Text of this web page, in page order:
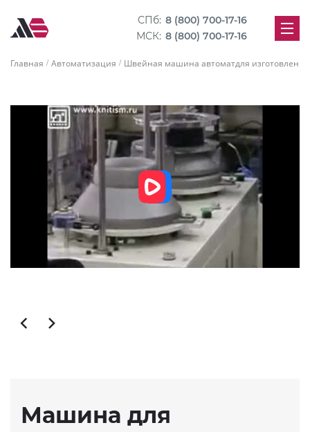
СПб: 8 (800) 700-17-16
МСК: 8 (800) 700-17-16
Главная Автоматизация Швейная машина автоматдля
Машина для